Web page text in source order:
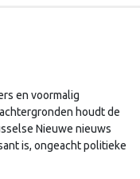
werk van
van Keulen
over, dat deze
Haag.
en voormalig
houdt de
Nieuwe nieuws
is, ongeacht politieke